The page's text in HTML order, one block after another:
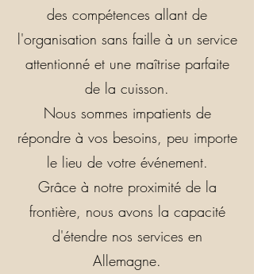
des compétences allant de
l'organisation sans faille à un service
attentionné et une maîtrise parfaite
de la cuisson.
Nous sommes impatients de
répondre à vos besoins, peu importe
le lieu de votre événement.
Grâce à notre proximité de la
frontière, nous avons la capacité
d'étendre nos services en
Allemagne.